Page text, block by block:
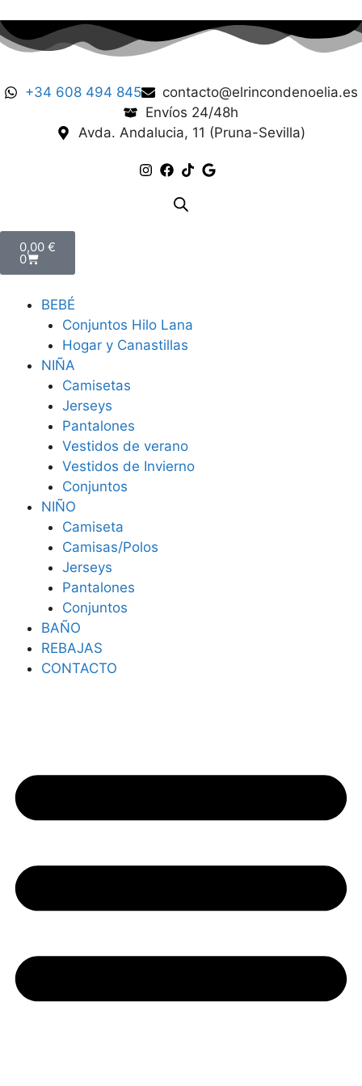
+34 608 494 845
contacto@elrincondenoelia.es
Envíos 24/48h
Avda. Andalucia, 11 (Pruna-Sevilla)
0,00 €
0
BEBÉ
Conjuntos Hilo Lana
Hogar y Canastillas
NIÑA
Camisetas
Jerseys
Pantalones
Vestidos de verano
Vestidos de Invierno
Conjuntos
NIÑO
Camiseta
Camisas/Polos
Jerseys
Pantalones
Conjuntos
BAÑO
REBAJAS
CONTACTO